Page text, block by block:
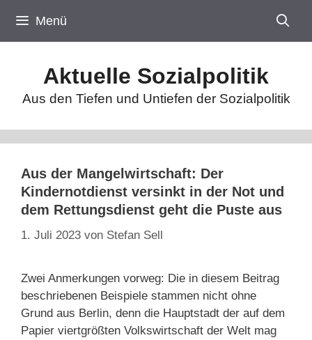
Inhalt
springen
Menü
Aktuelle Sozialpolitik
Aus den Tiefen und Untiefen der Sozialpolitik
Aus der Mangelwirtschaft: Der
Kindernotdienst versinkt in der Not und
dem Rettungsdienst geht die Puste aus
1. Juli 2023 von Stefan Sell
Zwei Anmerkungen vorweg: Die in diesem Beitrag
beschriebenen Beispiele stammen nicht ohne
Grund aus Berlin, denn die Hauptstadt der auf dem
Papier viertgrößten Volkswirtschaft der Welt mag